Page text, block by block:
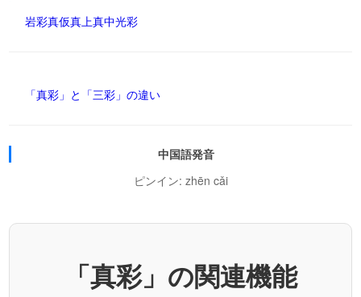
岩彩真仮真上真中光彩
「真彩」と「三彩」の違い
中国語発音
ピンイン: zhēn cǎi
「真彩」の関連機能